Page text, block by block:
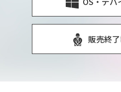
販売終